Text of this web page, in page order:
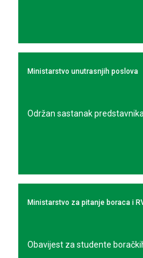
Ministarstvo unutrasnjih poslova
Održan sastanak predstavnika
Ministarstvo za pitanje boraca i
Obavijest za studente